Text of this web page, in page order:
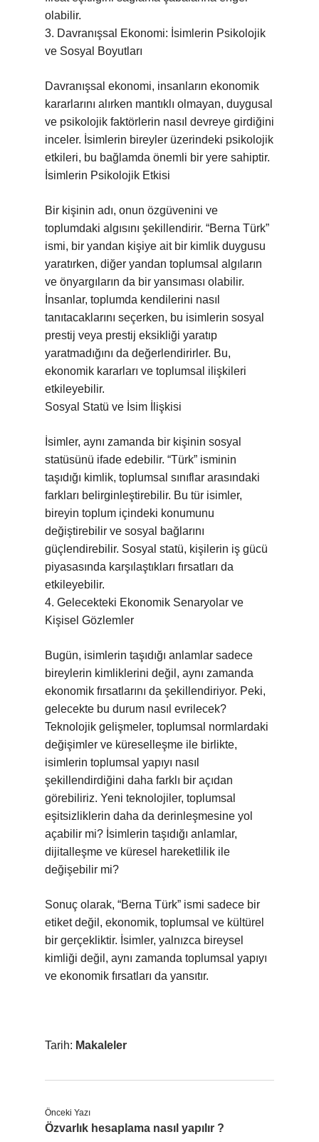
olabilir.
3. Davranışsal Ekonomi: İsimlerin Psikolojik
ve Sosyal Boyutları
Davranışsal ekonomi, insanların ekonomik
kararlarını alırken mantıklı olmayan, duygusal
ve psikolojik faktörlerin nasıl devreye girdiğini
inceler. İsimlerin bireyler üzerindeki psikolojik
etkileri, bu bağlamda önemli bir yere sahiptir.
İsimlerin Psikolojik Etkisi
Bir kişinin adı, onun özgüvenini ve
toplumdaki algısını şekillendirir. “Berna Türk”
ismi, bir yandan kişiye ait bir kimlik duygusu
yaratırken, diğer yandan toplumsal algıların
ve önyargıların da bir yansıması olabilir.
İnsanlar, toplumda kendilerini nasıl
tanıtacaklarını seçerken, bu isimlerin sosyal
prestij veya prestij eksikliği yaratıp
yaratmadığını da değerlendirirler. Bu,
ekonomik kararları ve toplumsal ilişkileri
etkileyebilir.
Sosyal Statü ve İsim İlişkisi
İsimler, aynı zamanda bir kişinin sosyal
statüsünü ifade edebilir. “Türk” isminin
taşıdığı kimlik, toplumsal sınıflar arasındaki
farkları belirginleştirebilir. Bu tür isimler,
bireyin toplum içindeki konumunu
değiştirebilir ve sosyal bağlarını
güçlendirebilir. Sosyal statü, kişilerin iş gücü
piyasasında karşılaştıkları fırsatları da
etkileyebilir.
4. Gelecekteki Ekonomik Senaryolar ve
Kişisel Gözlemler
Bugün, isimlerin taşıdığı anlamlar sadece
bireylerin kimliklerini değil, aynı zamanda
ekonomik fırsatlarını da şekillendiriyor. Peki,
gelecekte bu durum nasıl evrilecek?
Teknolojik gelişmeler, toplumsal normlardaki
değişimler ve küreselleşme ile birlikte,
isimlerin toplumsal yapıyı nasıl
şekillendirdiğini daha farklı bir açıdan
görebiliriz. Yeni teknolojiler, toplumsal
eşitsizliklerin daha da derinleşmesine yol
açabilir mi? İsimlerin taşıdığı anlamlar,
dijitalleşme ve küresel hareketlilik ile
değişebilir mi?
Sonuç olarak, “Berna Türk” ismi sadece bir
etiket değil, ekonomik, toplumsal ve kültürel
bir gerçekliktir. İsimler, yalnızca bireysel
kimliği değil, aynı zamanda toplumsal yapıyı
ve ekonomik fırsatları da yansıtır.
Tarih: Makaleler
Önceki Yazı
Özvarlık hesaplama nasıl yapılır ?